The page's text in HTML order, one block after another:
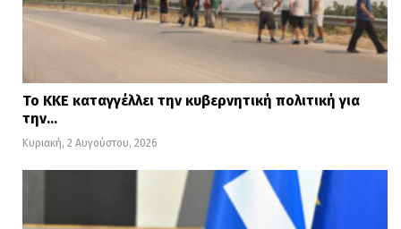
Το ΚΚΕ καταγγέλλει την κυβερνητική πολιτική για
την…
Κυριακή, 2 Αυγούστου, 2026